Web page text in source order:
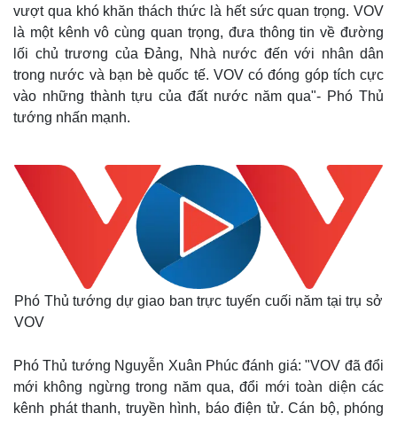
Thế giới
Cuộc sống đó đây
Hồ sơ
Multimedia
Video
Ảnh
vượt qua khó khăn thách thức là hết sức quan trọng. VOV
là một kênh vô cùng quan trọng, đưa thông tin về đường
lối chủ trương của Đảng, Nhà nước đến với nhân dân
trong nước và bạn bè quốc tế. VOV có đóng góp tích cực
vào những thành tựu của đất nước năm qua"- Phó Thủ
tướng nhấn mạnh.
Phó Thủ tướng dự giao ban trực tuyến cuối năm tại trụ sở
VOV
Phó Thủ tướng Nguyễn Xuân Phúc đánh giá: "VOV đã đổi
mới không ngừng trong năm qua, đổi mới toàn diện các
kênh phát thanh, truyền hình, báo điện tử. Cán bộ, phóng